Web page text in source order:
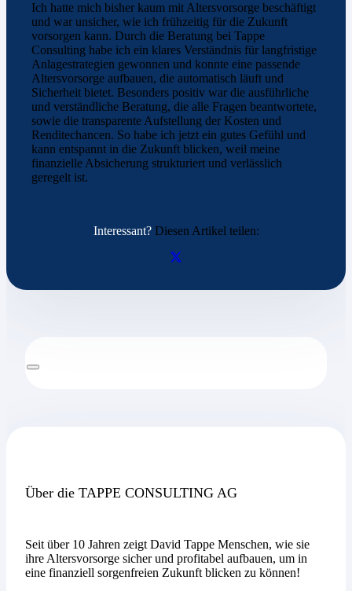
Ich hatte mich bisher kaum mit Altersvorsorge beschäftigt
und war unsicher, wie ich frühzeitig für die Zukunft
vorsorgen kann. Durch die Beratung bei Tappe
Consulting habe ich ein klares Verständnis für langfristige
Anlagestrategien gewonnen und konnte eine passende
Altersvorsorge aufbauen, die automatisch läuft und
Sicherheit bietet. Besonders positiv war die ausführliche
und verständliche Beratung, die alle Fragen beantwortete,
sowie die transparente Aufstellung der Kosten und
Renditechancen. So habe ich jetzt ein gutes Gefühl und
kann entspannt in die Zukunft blicken, weil meine
finanzielle Absicherung strukturiert und verlässlich
geregelt ist.
Interessant?Diesen Artikel teilen:
Über die TAPPE CONSULTING AG
Seit über 10 Jahren zeigt David Tappe Menschen, wie sie
ihre Altersvorsorge sicher und profitabel aufbauen, um in
eine finanziell sorgenfreien Zukunft blicken zu können!